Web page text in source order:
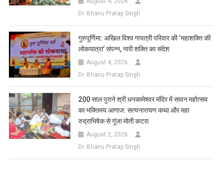
Dr. Bhanu Pratap Singh
गुरुपूर्णिमा: अखिल विश्व गायत्री परिवार की ‘महाशक्ति की
लोकयात्रा’ संपन्न, नारी शक्ति का संदेश
August 4, 2026
Dr. Bhanu Pratap Singh
200 साल पुराने श्री धनकामेश्वर मंदिर में सावन महोत्सव
का भक्तिमय आगाज: सत्यनारायण कथा और महा
रुद्राभिषेक से गूंजा मोती कटरा
August 2, 2026
Dr. Bhanu Pratap Singh